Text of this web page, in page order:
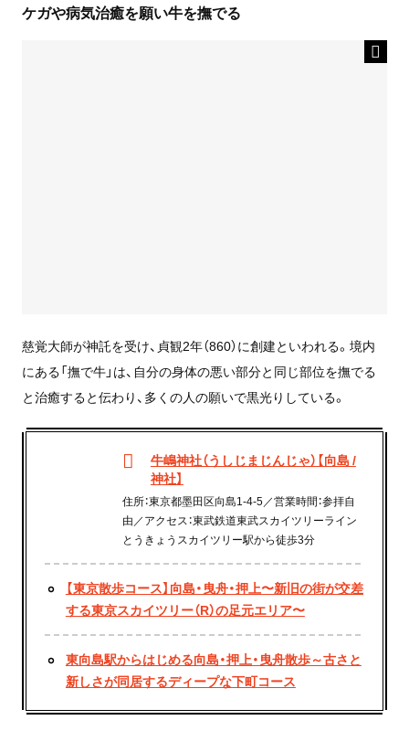
ケガや病気治癒を願い牛を撫でる
慈覚大師が神託を受け、貞観2年（860）に創建といわれる。境内
にある「撫で牛」は、自分の身体の悪い部分と同じ部位を撫でる
と治癒すると伝わり、多くの人の願いで黒光りしている。
牛嶋神社（うしじまじんじゃ）【向島 /
神社】
住所：東京都墨田区向島1-4-5／営業時間：参拝自
由／アクセス：東武鉄道東武スカイツリーライン
とうきょうスカイツリー駅から徒歩3分
【東京散歩コース】向島・曳舟・押上〜新旧の街が交差
する東京スカイツリー（R）の足元エリア〜
東向島駅からはじめる向島・押上・曳舟散歩～古さと
新しさが同居するディープな下町コース